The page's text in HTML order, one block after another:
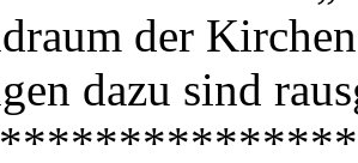
der
dazu sind